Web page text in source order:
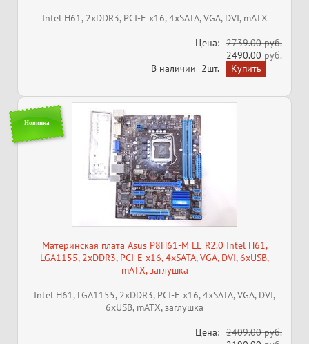
Intel H61, 2xDDR3, PCI-E x16, 4xSATA, VGA, DVI, mATX
Цена: 2739.00 руб.
2490.00 руб.
В наличии 2шт.
Новинка
Материнская плата Asus P8H61-M LE R2.0 Intel H61,
LGA1155, 2xDDR3, PCI-E x16, 4xSATA, VGA, DVI, 6xUSB,
mATX, заглушка
Intel H61, LGA1155, 2xDDR3, PCI-E x16, 4xSATA, VGA, DVI,
6xUSB, mATX, заглушка
Цена: 2409.00 руб.